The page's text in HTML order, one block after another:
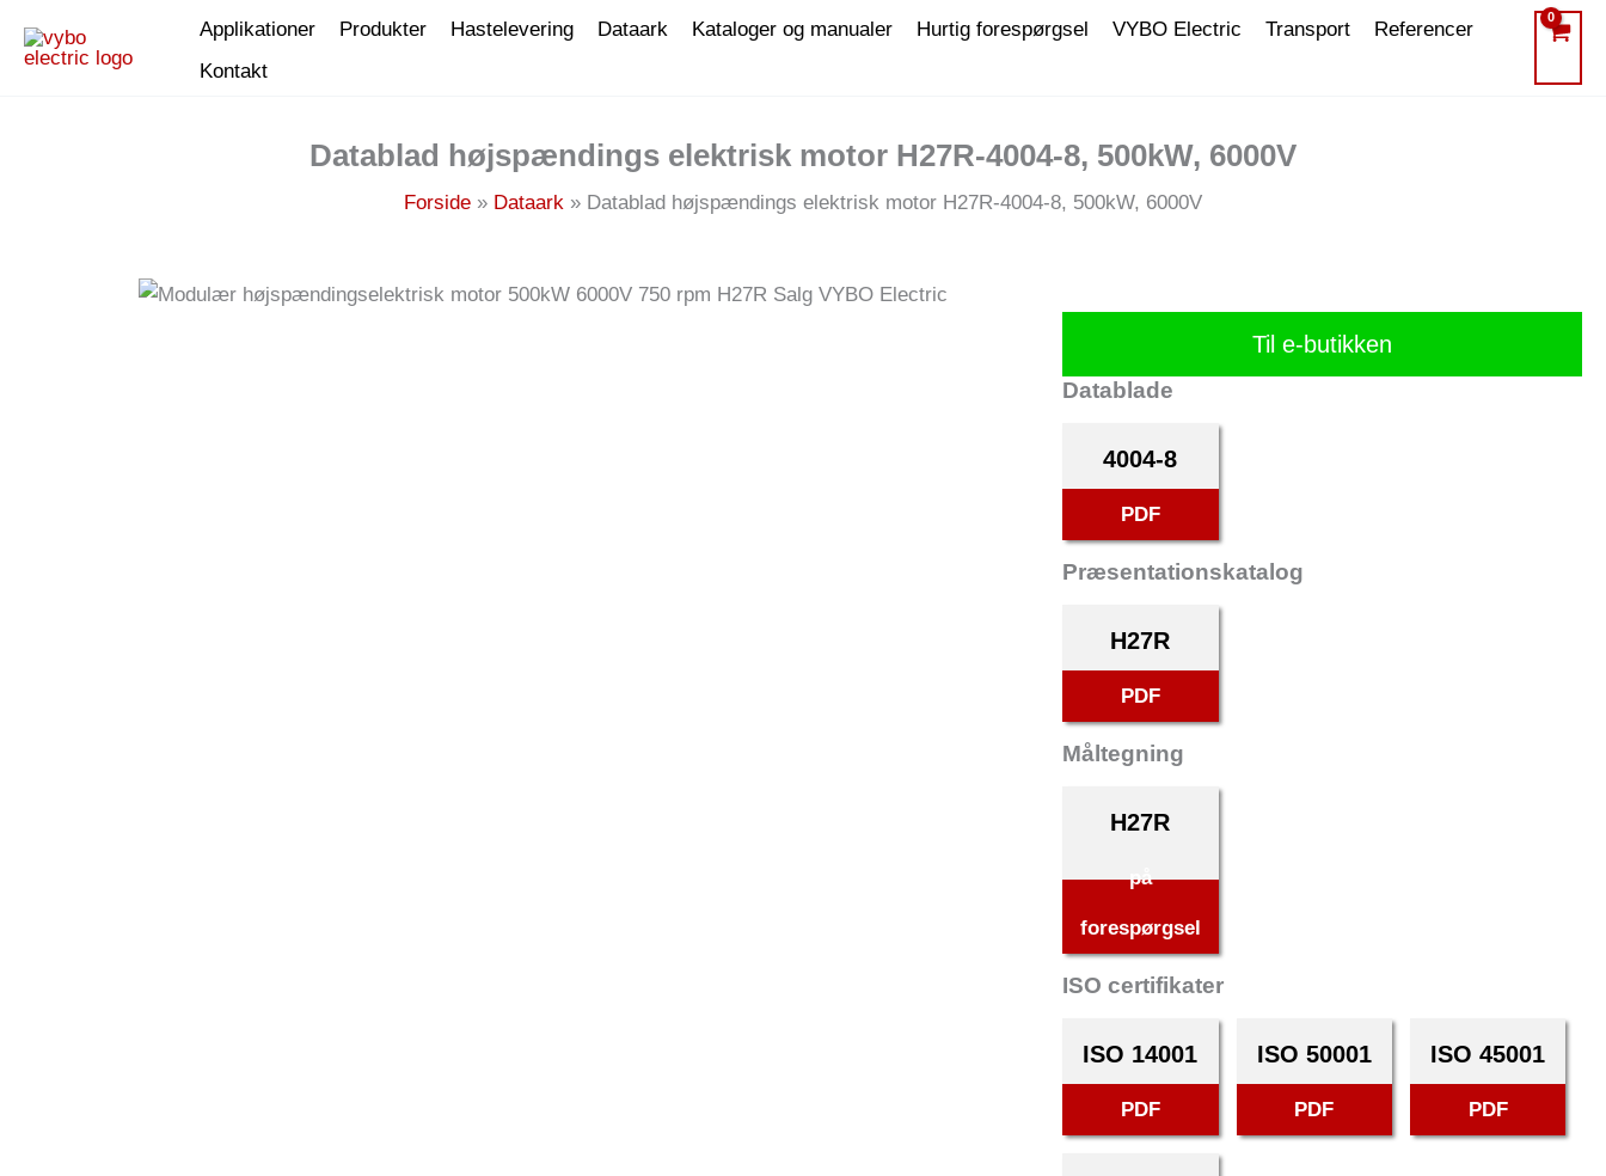
Applikationer Produkter Hastelevering Dataark Kataloger og manualer Hurtig forespørgsel VYBO Electric Transport
Referencer
Kontakt
Datablad højspændings elektrisk motor H27R-4004-8, 500kW, 6000V
Forside Dataark Datablad højspændings elektrisk motor H27R-4004-8, 500kW, 6000V
Til e-butikken
Datablade
4004-8
PDF
Præsentationskatalog
H27R
PDF
Måltegning
H27R
på
forespørgsel
ISO certifikater
ISO 14001
PDF
ISO 50001
PDF
ISO 45001
PDF